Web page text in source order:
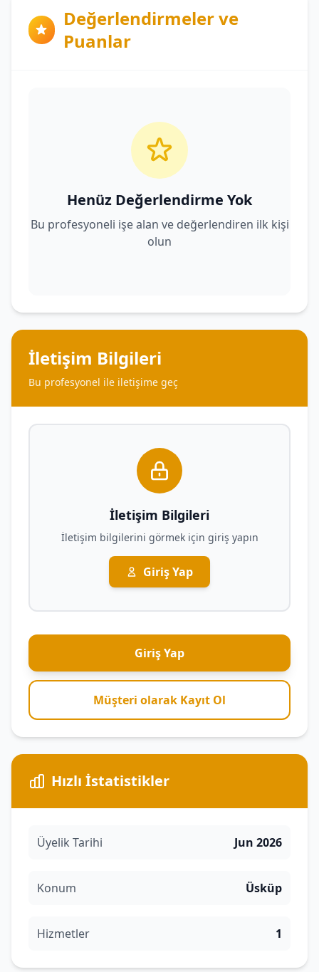
Değerlendirmeler ve
Puanlar
Henüz Değerlendirme Yok
Bu profesyoneli işe alan ve değerlendiren ilk kişi
olun
İletişim Bilgileri
Bu profesyonel ile iletişime geç
İletişim Bilgileri
İletişim bilgilerini görmek için giriş yapın
Giriş Yap
Giriş Yap
Müşteri olarak Kayıt Ol
Hızlı İstatistikler
Üyelik Tarihi Jun 2026
Konum Üsküp
Hizmetler 1